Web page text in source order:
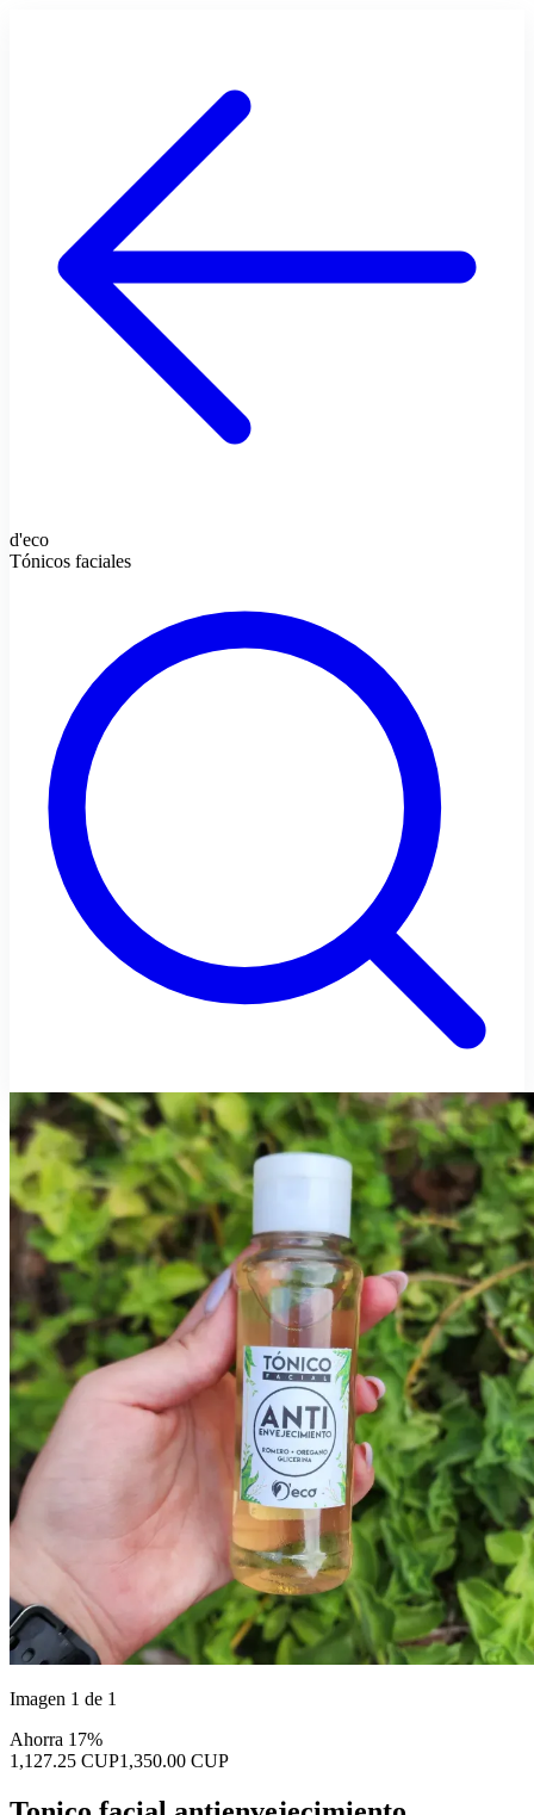
d'eco
Tónicos faciales
Imagen 1 de 1
Ahorra 17%
1,127.25 CUP1,350.00 CUP